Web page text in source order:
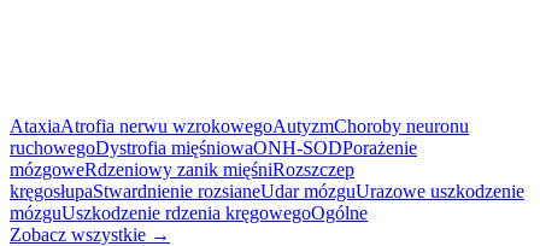
AtaxiaAtrofia nerwu wzrokowegoAutyzmChoroby neuronu
ruchowegoDystrofia mięśniowaONH-SODPorażenie
mózgoweRdzeniowy zanik mięśniRozszczep
kręgosłupaStwardnienie rozsianeUdar mózguUrazowe uszkodzenie
mózguUszkodzenie rdzenia kręgowegoOgólne
Zobacz wszystkie →